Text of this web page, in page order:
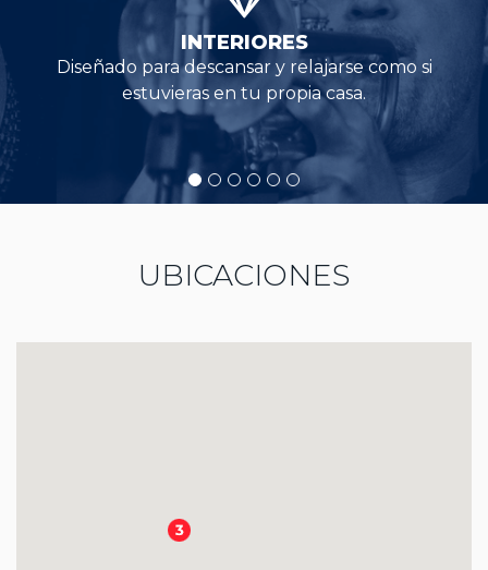
INTERIORES
Diseñado para descansar y relajarse como si
estuvieras en tu propia casa.
UBICACIONES